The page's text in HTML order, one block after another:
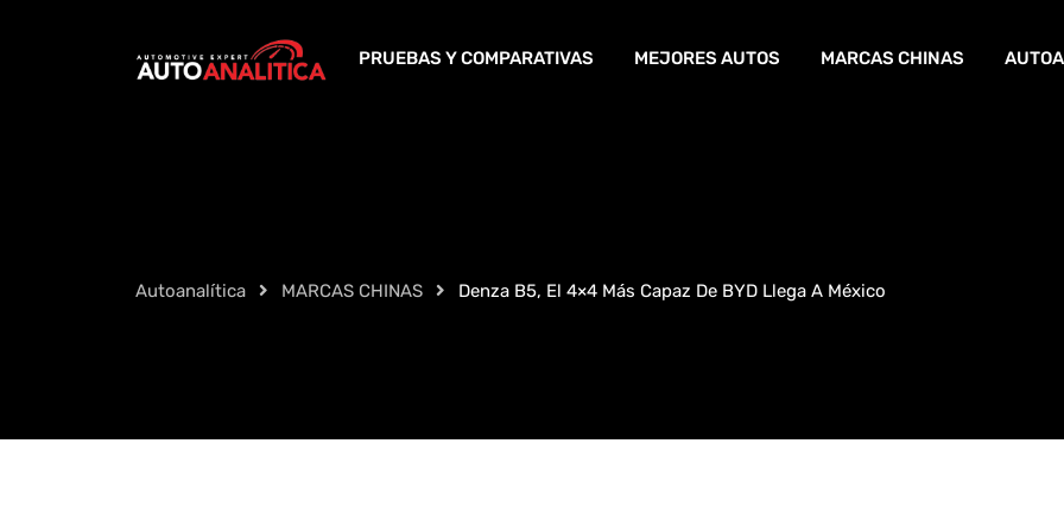
PRUEBAS Y COMPARATIVAS MEJORES AUTOS MARCAS CHINAS
Autoanalítica MARCAS CHINAS Denza B5, El 4×4 Más Capaz De BYD Llega A México